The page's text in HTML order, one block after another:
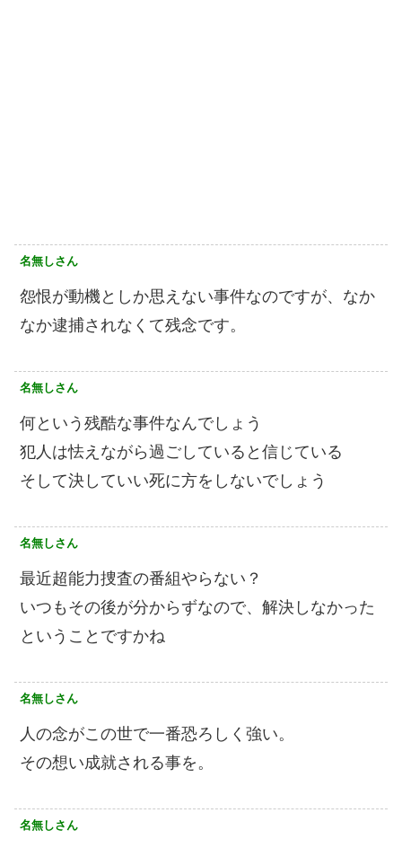
名無しさん
怨恨が動機としか思えない事件なのですが、なか
なか逮捕されなくて残念です。
名無しさん
何という残酷な事件なんでしょう
犯人は怯えながら過ごしていると信じている
そして決していい死に方をしないでしょう
名無しさん
最近超能力捜査の番組やらない？
いつもその後が分からずなので、解決しなかった
ということですかね
名無しさん
人の念がこの世で一番恐ろしく強い。
その想い成就される事を。
名無しさん